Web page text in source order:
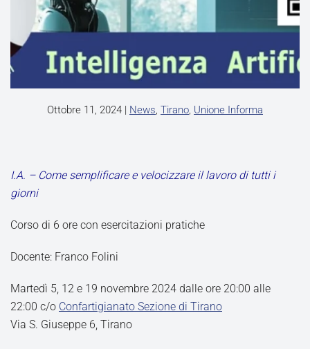
Ottobre 11, 2024 | News, Tirano, Unione Informa
I.A. – Come semplificare e velocizzare il lavoro di tutti i
giorni
Corso di 6 ore con esercitazioni pratiche
Docente: Franco Folini
Martedì 5, 12 e 19 novembre 2024 dalle ore 20:00 alle
22:00 c/o Confartigianato Sezione di Tirano
Via S. Giuseppe 6, Tirano